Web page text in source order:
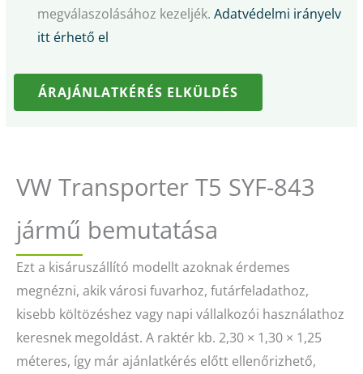
megválaszolásához kezeljék. Adatvédelmi irányelv
itt érhető el
ÁRAJÁNLATKÉRÉS ELKÜLDÉS
VW Transporter T5 SYF-843
jármű bemutatása
Ezt a kisáruszállító modellt azoknak érdemes
megnézni, akik városi fuvarhoz, futárfeladathoz,
kisebb költözéshez vagy napi vállalkozói használathoz
keresnek megoldást. A raktér kb. 2,30 × 1,30 × 1,25
méteres, így már ajánlatkérés előtt ellenőrizhető,